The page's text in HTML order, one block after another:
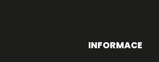
INFORMACE